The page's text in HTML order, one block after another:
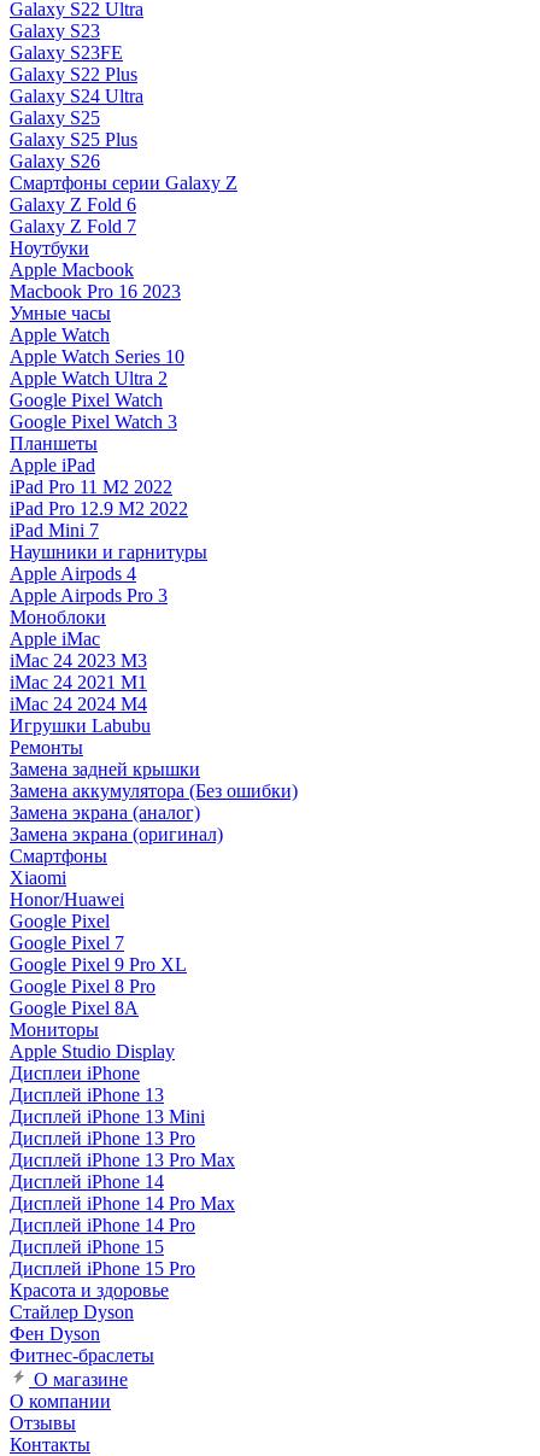
Galaxy S22 Ultra
Galaxy S23
Galaxy S23FE
Galaxy S22 Plus
Galaxy S24 Ultra
Galaxy S25
Galaxy S25 Plus
Galaxy S26
Смартфоны серии Galaxy Z
Galaxy Z Fold 6
Galaxy Z Fold 7
Ноутбуки
Apple Macbook
Macbook Pro 16 2023
Умные часы
Apple Watch
Apple Watch Series 10
Apple Watch Ultra 2
Google Pixel Watch
Google Pixel Watch 3
Планшеты
Apple iPad
iPad Pro 11 M2 2022
iPad Pro 12.9 M2 2022
iPad Mini 7
Наушники и гарнитуры
Apple Airpods 4
Apple Airpods Pro 3
Моноблоки
Apple iMac
iMac 24 2023 M3
iMac 24 2021 M1
iMac 24 2024 M4
Игрушки Labubu
Ремонты
Замена задней крышки
Замена аккумулятора (Без ошибки)
Замена экрана (аналог)
Замена экрана (оригинал)
Смартфоны
Xiaomi
Honor/Huawei
Google Pixel
Google Pixel 7
Google Pixel 9 Pro XL
Google Pixel 8 Pro
Google Pixel 8A
Мониторы
Apple Studio Display
Дисплеи iPhone
Дисплей iPhone 13
Дисплей iPhone 13 Mini
Дисплей iPhone 13 Pro
Дисплей iPhone 13 Pro Max
Дисплей iPhone 14
Дисплей iPhone 14 Pro Max
Дисплей iPhone 14 Pro
Дисплей iPhone 15
Дисплей iPhone 15 Pro
Красота и здоровье
Стайлер Dyson
Фен Dyson
Фитнес-браслеты
О магазине
О компании
Отзывы
Контакты